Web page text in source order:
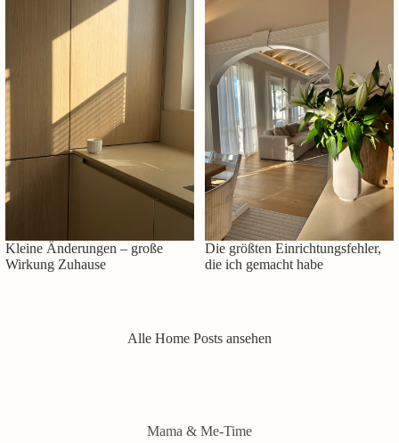
Kleine Änderungen – große
Wirkung Zuhause
Die größten Einrichtungsfehler,
die ich gemacht habe
Alle Home Posts ansehen
Mama & Me-Time